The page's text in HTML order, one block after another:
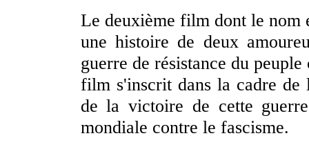
Le deuxième film dont le nom
une histoire de deux
guerre de résistance du
film s'inscrit dans la cadre de
de la victoire de cette
mondiale contre le fascisme.